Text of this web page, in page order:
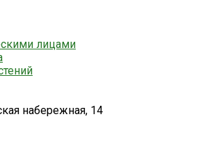
лицами
набережная, 14